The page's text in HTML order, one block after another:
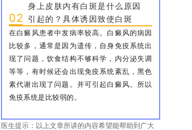
02
身上皮肤内有白斑是什么原因
引起的？具体诱因致使白斑
在白癜风患者中发病率较高。白癜风的病因
比较多，通常是因为遗传，自身免疫系统出
现了问题，饮食结构不够科学，内分泌失调
等等，有时候还会出现免疫系统紊乱，黑色
素代谢出现了问题。并可引起白癜风。所以
免疫系统是比较弱的。
医生提示：以上文章所讲的内容希望能帮助到广大